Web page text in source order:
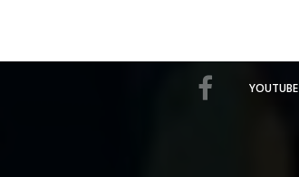
YOUTUBE